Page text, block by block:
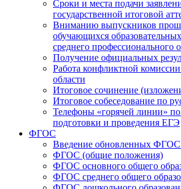
Сроки и места подачи
государственной итоговой
Вниманию выпускников
обучающихся
среднего профессионального
Получение официальных
Работа конфликтной
области
Итоговое сочинение
Итоговое собеседование по
Телефоны «горячей линии»
подготовки и проведения ЕГЭ
ФГОС
Введение обновленных
ФГОС (общие положения)
ФГОС основного общего
ФГОС среднего общего